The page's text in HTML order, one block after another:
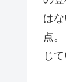
は
点
じ